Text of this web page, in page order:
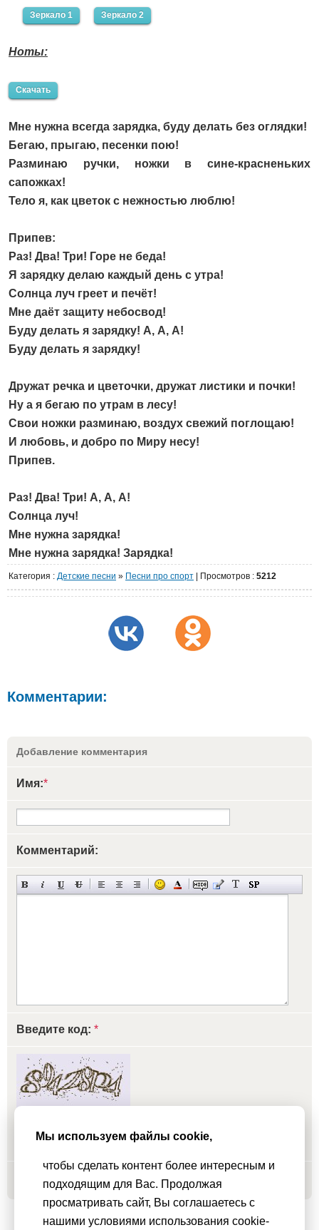
Зеркало 1 Зеркало 2
Ноты:
Скачать
Мне нужна всегда зарядка, буду делать без оглядки!
Бегаю, прыгаю, песенки пою!
Разминаю ручки, ножки в сине-красненьких
сапожках!
Тело я, как цветок с нежностью люблю!
Припев:
Раз! Два! Три! Горе не беда!
Я зарядку делаю каждый день с утра!
Солнца луч греет и печёт!
Мне даёт защиту небосвод!
Буду делать я зарядку! А, А, А!
Буду делать я зарядку!
Дружат речка и цветочки, дружат листики и почки!
Ну а я бегаю по утрам в лесу!
Свои ножки разминаю, воздух свежий поглощаю!
И любовь, и добро по Миру несу!
Припев.
Раз! Два! Три! А, А, А!
Солнца луч!
Мне нужна зарядка!
Мне нужна зарядка! Зарядка!
Категория : Детские песни » Песни про спорт Просмотров : 5212
Комментарии:
Добавление комментария
Имя:*
Комментарий:
Введите код: *
Добавить
Мы используем файлы cookie,
чтобы сделать контент более интересным и
подходящим для Вас. Продолжая
просматривать сайт, Вы соглашаетесь с
нашими условиями использования cookie-